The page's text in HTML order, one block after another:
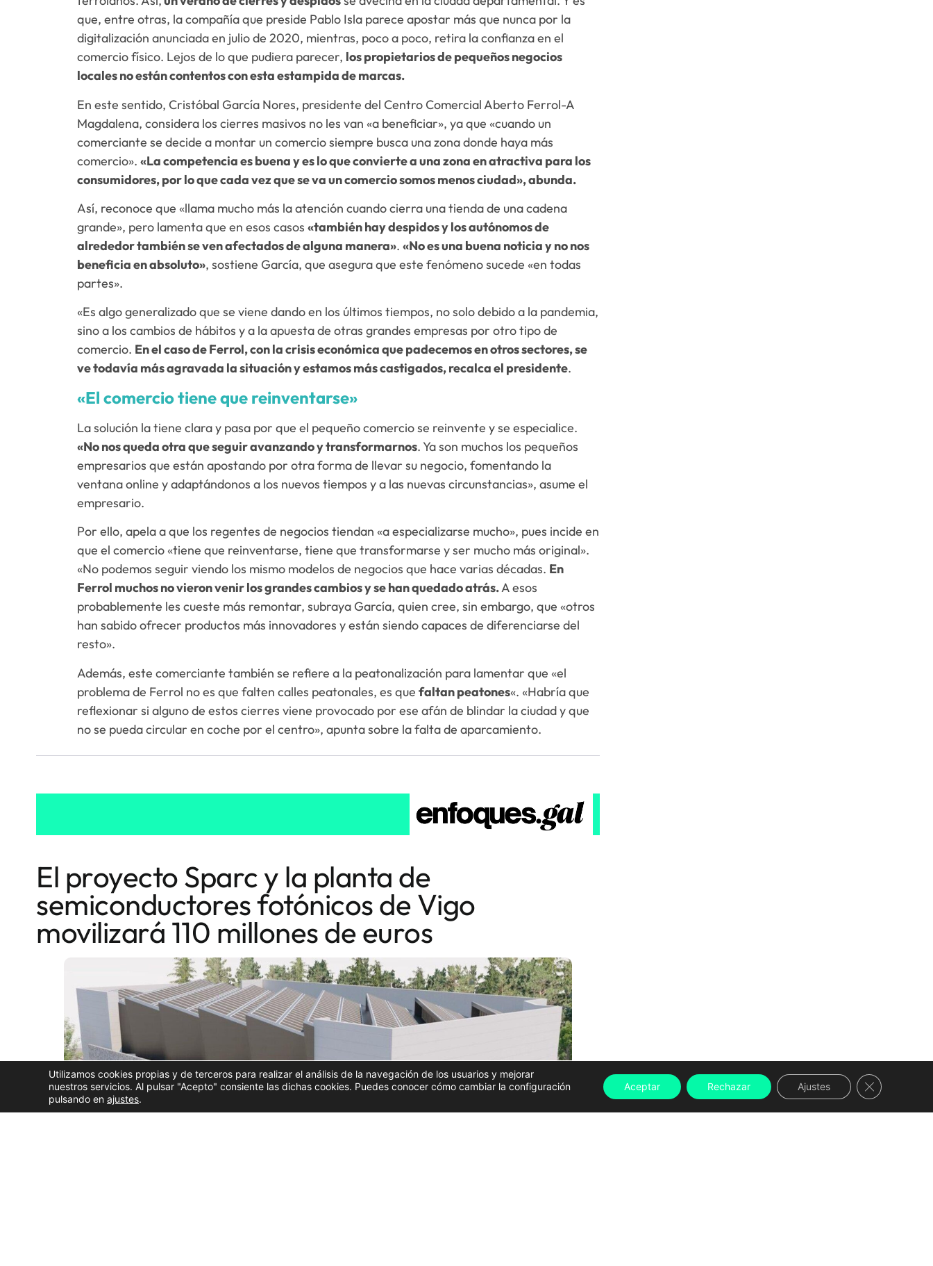
que, entre otras, la compañía que preside Pablo Isla parece apostar más que nunca por la
digitalización anunciada en julio de 2020, mientras, poco a poco, retira la confianza en el
comercio físico. Lejos de lo que pudiera parecer, los propietarios de pequeños negocios
locales no están contentos con esta estampida de marcas.
En este sentido, Cristóbal García Nores, presidente del Centro Comercial Aberto Ferrol-A
Magdalena, considera los cierres masivos no les van «a beneficiar», ya que «cuando un
comerciante se decide a montar un comercio siempre busca una zona donde haya más
comercio».«La competencia es buena y es lo que convierte a una zona en atractiva para los
consumidores, por lo que cada vez que se va un comercio somos menos ciudad», abunda.
Así, reconoce que «llama mucho más la atención cuando cierra una tienda de una cadena
grande», pero lamenta que en esos casos«también hay despidos y los autónomos de
alrededor también se ven afectados de alguna manera».«No es una buena noticia y no nos
beneficia en absoluto», sostiene García, que asegura que este fenómeno sucede «en todas
partes».
«Es algo generalizado que se viene dando en los últimos tiempos, no solo debido a la pandemia,
sino a los cambios de hábitos y a la apuesta de otras grandes empresas por otro tipo de
comercio. En el caso de Ferrol, con la crisis económica que padecemos en otros sectores, se
ve todavía más agravada la situación y estamos más castigados, recalca el presidente.
«El comercio tiene que reinventarse»
La solución la tiene clara y pasa por que el pequeño comercio se reinvente y se especialice.
«No nos queda otra que seguir avanzando y transformarnos. Ya son muchos los pequeños
empresarios que están apostando por otra forma de llevar su negocio, fomentando la
ventana online y adaptándonos a los nuevos tiempos y a las nuevas circunstancias», asume el
empresario.
Por ello, apela a que los regentes de negocios tiendan «a especializarse mucho», pues incide en
que el comercio «tiene que reinventarse, tiene que transformarse y ser mucho más original».
«No podemos seguir viendo los mismo modelos de negocios que hace varias décadas. En
Ferrol muchos no vieron venir los grandes cambios y se han quedado atrás.A esos
probablemente les cueste más remontar, subraya García, quien cree, sin embargo, que «otros
han sabido ofrecer productos más innovadores y están siendo capaces de diferenciarse del
resto».
Además, este comerciante también se refiere a la peatonalización para lamentar que «el
problema de Ferrol no es que falten calles peatonales, es quefaltan peatones«. «Habría que
reflexionar si alguno de estos cierres viene provocado por ese afán de blindar la ciudad y que
no se pueda circular en coche por el centro», apunta sobre la falta de aparcamiento.
El proyecto Sparc y la planta de
semiconductores fotónicos de Vigo
movilizará 110 millones de euros
Utilizamos cookies propias y de terceros para realizar el análisis de la navegación de los usuarios y mejorar
nuestros servicios. Al pulsar "Acepto" consiente las dichas cookies. Puedes conocer cómo cambiar la configuración
pulsando en ajustes.
Aceptar Rechazar Ajustes Cerrar el